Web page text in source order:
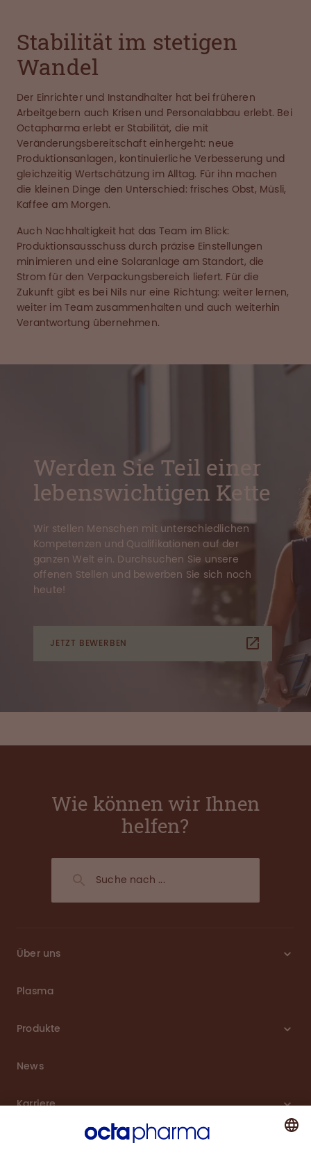
Stabilität im stetigen
Wandel
Der Einrichter und Instandhalter hat bei früheren
Arbeitgebern auch Krisen und Personalabbau erlebt. Bei
Octapharma erlebt er Stabilität, die mit
Veränderungsbereitschaft einhergeht: neue
Produktionsanlagen, kontinuierliche Verbesserung und
gleichzeitig Wertschätzung im Alltag. Für ihn machen
die kleinen Dinge den Unterschied: frisches Obst, Müsli,
Kaffee am Morgen.
Auch Nachhaltigkeit hat das Team im Blick:
Produktionsausschuss durch präzise Einstellungen
minimieren und eine Solaranlage am Standort, die
Strom für den Verpackungsbereich liefert. Für die
Zukunft gibt es bei Nils nur eine Richtung: weiter lernen,
weiter im Team zusammenhalten und auch weiterhin
Verantwortung übernehmen.
Werden Sie Teil einer
lebenswichtigen Kette
Wir stellen Menschen mit unterschiedlichen
Kompetenzen und Qualifikationen auf der
ganzen Welt ein. Durchsuchen Sie unsere
offenen Stellen und bewerben Sie sich noch
heute!
JETZT BEWERBEN
Wie können wir Ihnen
helfen?
Über uns
Plasma
Produkte
News
Karriere